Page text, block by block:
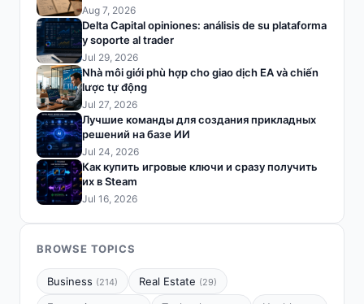
Aug 7, 2026
Delta Capital opiniones: análisis de su plataforma
y soporte al trader
Jul 29, 2026
Nhà môi giới phù hợp cho giao dịch EA và chiến
lược tự động
Jul 27, 2026
Лучшие команды для создания прикладных
решений на базе ИИ
Jul 24, 2026
Как купить игровые ключи и сразу получить
их в Steam
Jul 16, 2026
BROWSE TOPICS
Business (214) Real Estate (29)